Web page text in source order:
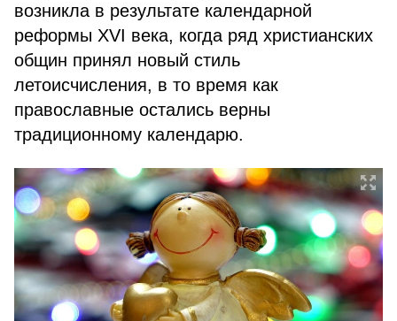
возникла в результате календарной
реформы XVI века, когда ряд христианских
общин принял новый стиль
летоисчисления, в то время как
православные остались верны
традиционному календарю.